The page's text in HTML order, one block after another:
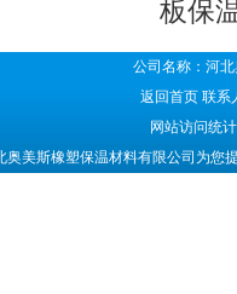
板保
公司名称：河
返回首页 联系
网站访问统
奥美斯橡塑保温材料有限公司为您